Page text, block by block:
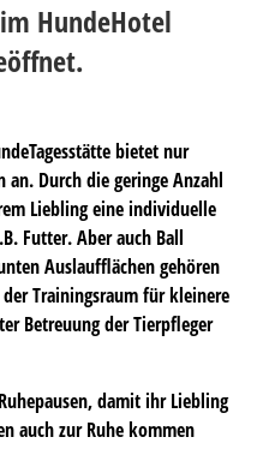
HundeHotel
bietet nur
Durch die geringe Anzahl
Liebling eine individuelle
Futter. Aber auch Ball
Auslaufflächen gehören
Trainingsraum für kleinere
Betreuung der Tierpfleger
damit ihr Liebling
auch zur Ruhe kommen